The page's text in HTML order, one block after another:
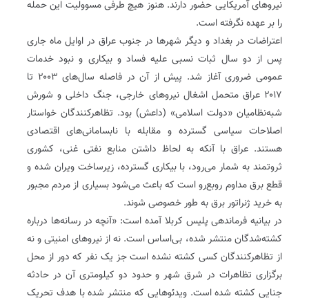
نیروهای آمریکایی حضور دارند. هنوز هیچ طرفی مسوولیت این حمله
را بر عهده نگرفته است.
اعتراضات در بغداد و دیگر شهرها در جنوب عراق در اوایل ماه جاری
پس از دو سال ثبات نسبی علیه فساد و بیکاری و نبود خدمات
عمومی ضروری آغاز شد. پیش از آن در فاصله سال‌های ۲۰۰۳ تا
۲۰۱۷ عراق متحمل اشغال نیروهای خارجی، جنگ داخلی و شورش
شبه‌نظامیان «دولت اسلامی» (داعش) بود. تظاهرکنندگان خواستار
اصلاحات سیاسی گسترده و مقابله با نابسامانی‌های اقتصادی
هستند. عراق با آنکه به لحاظ داشتن منابع نفتی غنی، کشوری
ثروتمند به شمار می‌رود، با بیکاری گسترده، زیرساخت ویران شده و
قطع برق مداوم روبع‌رو است که باعث می‌شود بسیاری از مردم مجبور
به خرید ژنراتور برق به طور خصوصی شوند.
در بیانیه فرماندهی پلیس کربلا آمده است: «آنچه در رسانه‌ها درباره
کشته‌شدگان منتشر شده، بی‌اساس است. نه از نیروهای امنیتی و نه
از تظاهر‌کنندگان کسی کشته نشده است جز یک نفر که دور از محل
برگزاری تظاهرات در شرق شهر و حدود دو کیلومتری آن در حادثه
جنایی کشته شده است. ویدئوهایی که منتشر شده با هدف تحریک